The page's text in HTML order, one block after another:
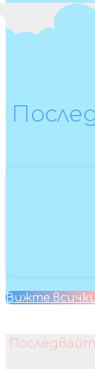
Вижте